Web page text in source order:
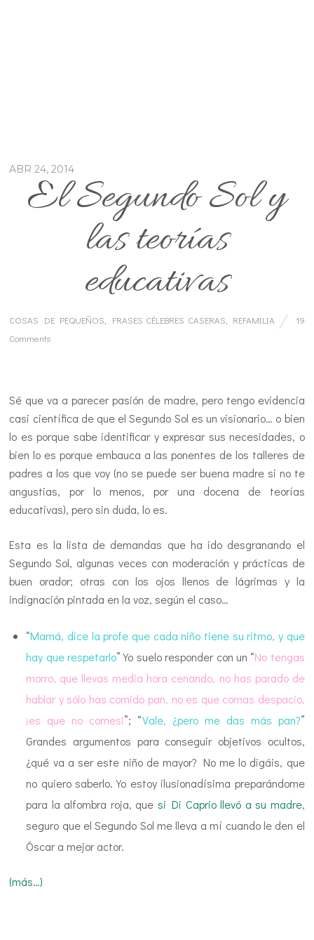
ABR 24, 2014
El Segundo Sol y
las teorías
educativas
COSAS DE PEQUEÑOS FRASES CÉLEBRES CASERAS REFAMILIA
19
Comments
Sé que va a parecer pasión de madre, pero tengo evidencia
casi científica de que el Segundo Sol es un visionario… o bien
lo es porque sabe identificar y expresar sus necesidades, o
bien lo es porque embauca a las ponentes de los talleres de
padres a los que voy (no se puede ser buena madre si no te
angustias, por lo menos, por una docena de teorías
educativas), pero sin duda, lo es.
Esta es la lista de demandas que ha ido desgranando el
Segundo Sol, algunas veces con moderación y prácticas de
buen orador; otras con los ojos llenos de lágrimas y la
indignación pintada en la voz, según el caso…
“Mamá, dice la profe que cada niño tiene su ritmo, y que
hay que respetarlo” Yo suelo responder con un “No tengas
morro, que llevas media hora cenando, no has parado de
hablar y sólo has comido pan, no es que comas despacio,
¡es que no comes!”; “Vale, ¿pero me das más pan?”
Grandes argumentos para conseguir objetivos ocultos,
¿qué va a ser este niño de mayor? No me lo digáis, que
no quiero saberlo. Yo estoy ilusionadísima preparándome
para la alfombra roja, que si Di Caprio llevó a su madre,
seguro que el Segundo Sol me lleva a mí cuando le den el
Óscar a mejor actor.
(más…)